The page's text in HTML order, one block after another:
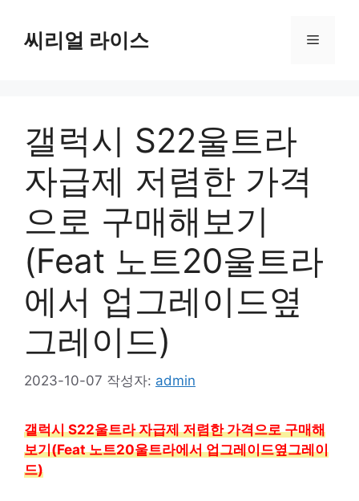
씨리얼 라이스 메
갤럭시 S22울트라
자급제 저렴한 가격
으로 구매해보기
(Feat 노트20울트라
에서 업그레이드옆
그레이드)
2023-10-07 작성자: admin
갤럭시 S22울트라 자급제 저렴한 가격으로 구매해
보기(Feat 노트20울트라에서 업그레이드옆그레이
드)